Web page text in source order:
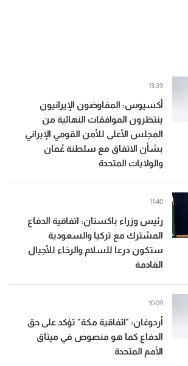
أكسيوس: المفاوضون الإيرانيون
ينتظرون الموافقات النهائية من
المجلس الأعلى للأمن القومي الإيراني
بشأن الاتفاق مع سلطنة عُمان
والولايات المتحدة
13:39
رئيس وزراء باكستان: اتفاقية الدفاع
المشترك مع تركيا والسعودية
ستكون درعا للسلام والرخاء للأجيال
القادمة
11:40
أردوغان: "اتفاقية مكة" تؤكد على حق
الدفاع كما هو منصوص في ميثاق
الأمم المتحدة
10:09